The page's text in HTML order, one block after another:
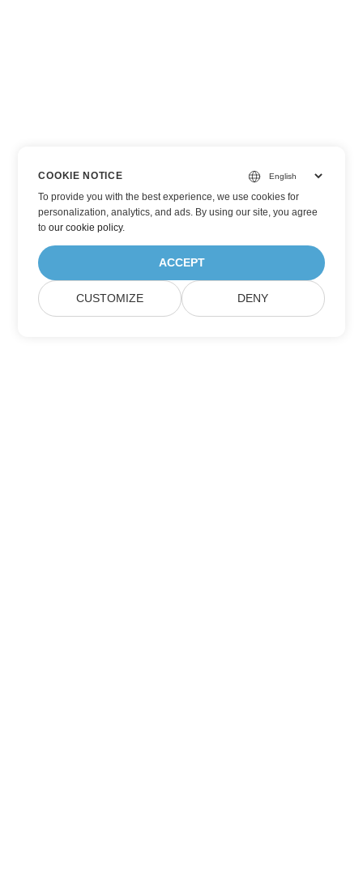
COOKIE NOTICE
To provide you with the best experience, we use cookies for
personalization, analytics, and ads. By using our site, you agree
toour cookie policy.
ACCEPT
CUSTOMIZE DENY